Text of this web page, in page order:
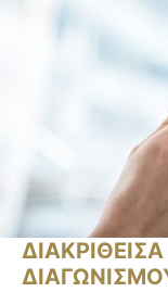
ΔΙΑΓΩΝΙΣΜΟΥ